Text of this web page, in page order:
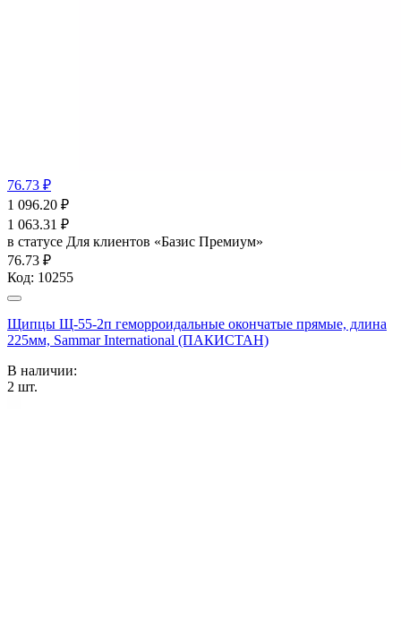
76.73 ₽
1 096.20 ₽
1 063.31 ₽
в статусе Для клиентов «Базис Премиум»
76.73 ₽
Код: 10255
Щипцы Щ-55-2п геморроидальные окончатые прямые, длина
225мм, Sammar International (ПАКИСТАН)
В наличии:
2 шт.